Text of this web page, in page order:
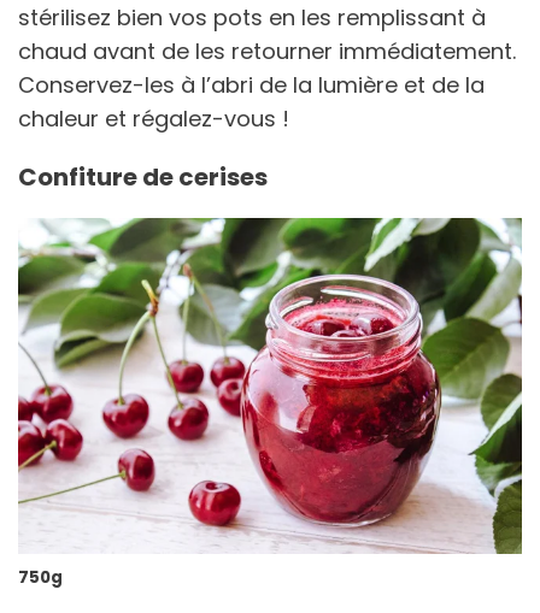
stérilisez bien vos pots en les remplissant à
chaud avant de les retourner immédiatement.
Conservez-les à l’abri de la lumière et de la
chaleur et régalez-vous !
Confiture de cerises
750g